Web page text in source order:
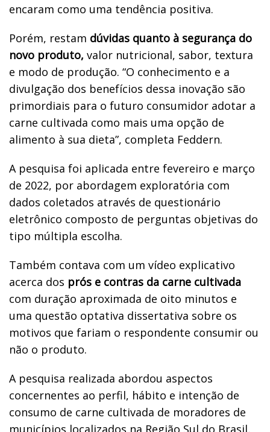
encaram como uma tendência positiva.
Porém, restam dúvidas quanto à segurança do
novo produto, valor nutricional, sabor, textura
e modo de produção. “O conhecimento e a
divulgação dos benefícios dessa inovação são
primordiais para o futuro consumidor adotar a
carne cultivada como mais uma opção de
alimento à sua dieta”, completa Feddern.
A pesquisa foi aplicada entre fevereiro e março
de 2022, por abordagem exploratória com
dados coletados através de questionário
eletrônico composto de perguntas objetivas do
tipo múltipla escolha.
Também contava com um vídeo explicativo
acerca dos prós e contras da carne cultivada
com duração aproximada de oito minutos e
uma questão optativa dissertativa sobre os
motivos que fariam o respondente consumir ou
não o produto.
A pesquisa realizada abordou aspectos
concernentes ao perfil, hábito e intenção de
consumo de carne cultivada de moradores de
municípios localizados na Região Sul do Brasil,